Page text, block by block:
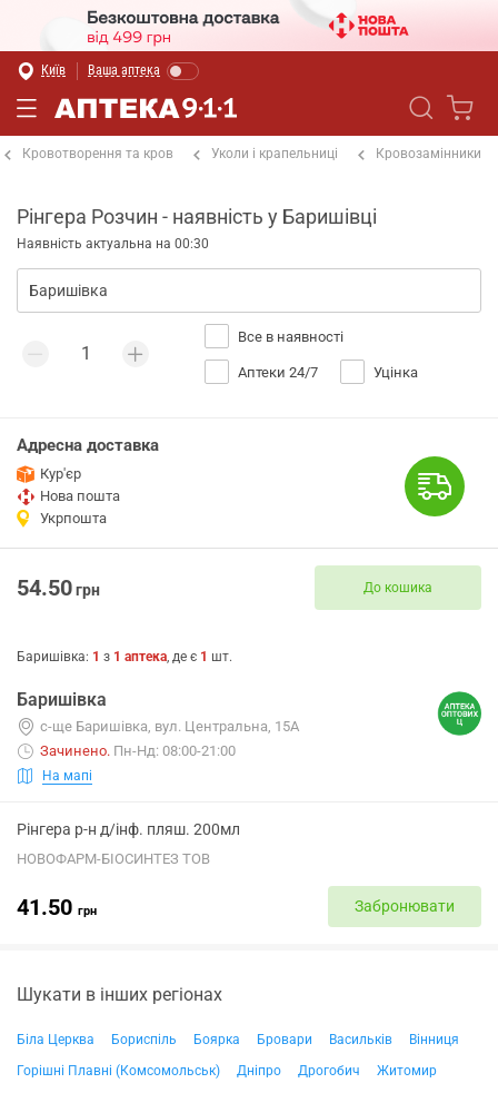
Київ Ваша аптека
Кровотворення та кров Уколи і крапельниці Кровозамінники
Рінгера Розчин - наявність у Баришівці
Наявність актуальна на 00:30
Все в наявності
Аптеки 24/7 Уцінка
Адресна доставка
Кур'єр
Нова пошта
Укрпошта
54.50грн До кошика
Баришівка: 1 з 1 аптека, де є 1 шт.
Баришівка
с-ще Баришівка, вул. Центральна, 15А
Зачинено. Пн-Нд: 08:00-21:00
На мапі
Рінгера р-н д/інф. пляш. 200мл
НОВОФАРМ-БІОСИНТЕЗ ТОВ
41.50 грн Забронювати
Шукати в інших регіонах
Біла Церква Бориспіль Боярка Бровари Васильків
Вінниця
Горішні Плавні (Комсомольськ)
Дніпро Дрогобич
Житомир